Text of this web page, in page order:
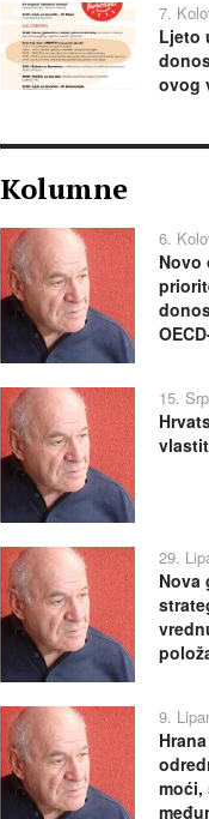
7.
Ljeto
ovog
Kolumne
6.
Novo
15.
29.
Nova
9.
moći,